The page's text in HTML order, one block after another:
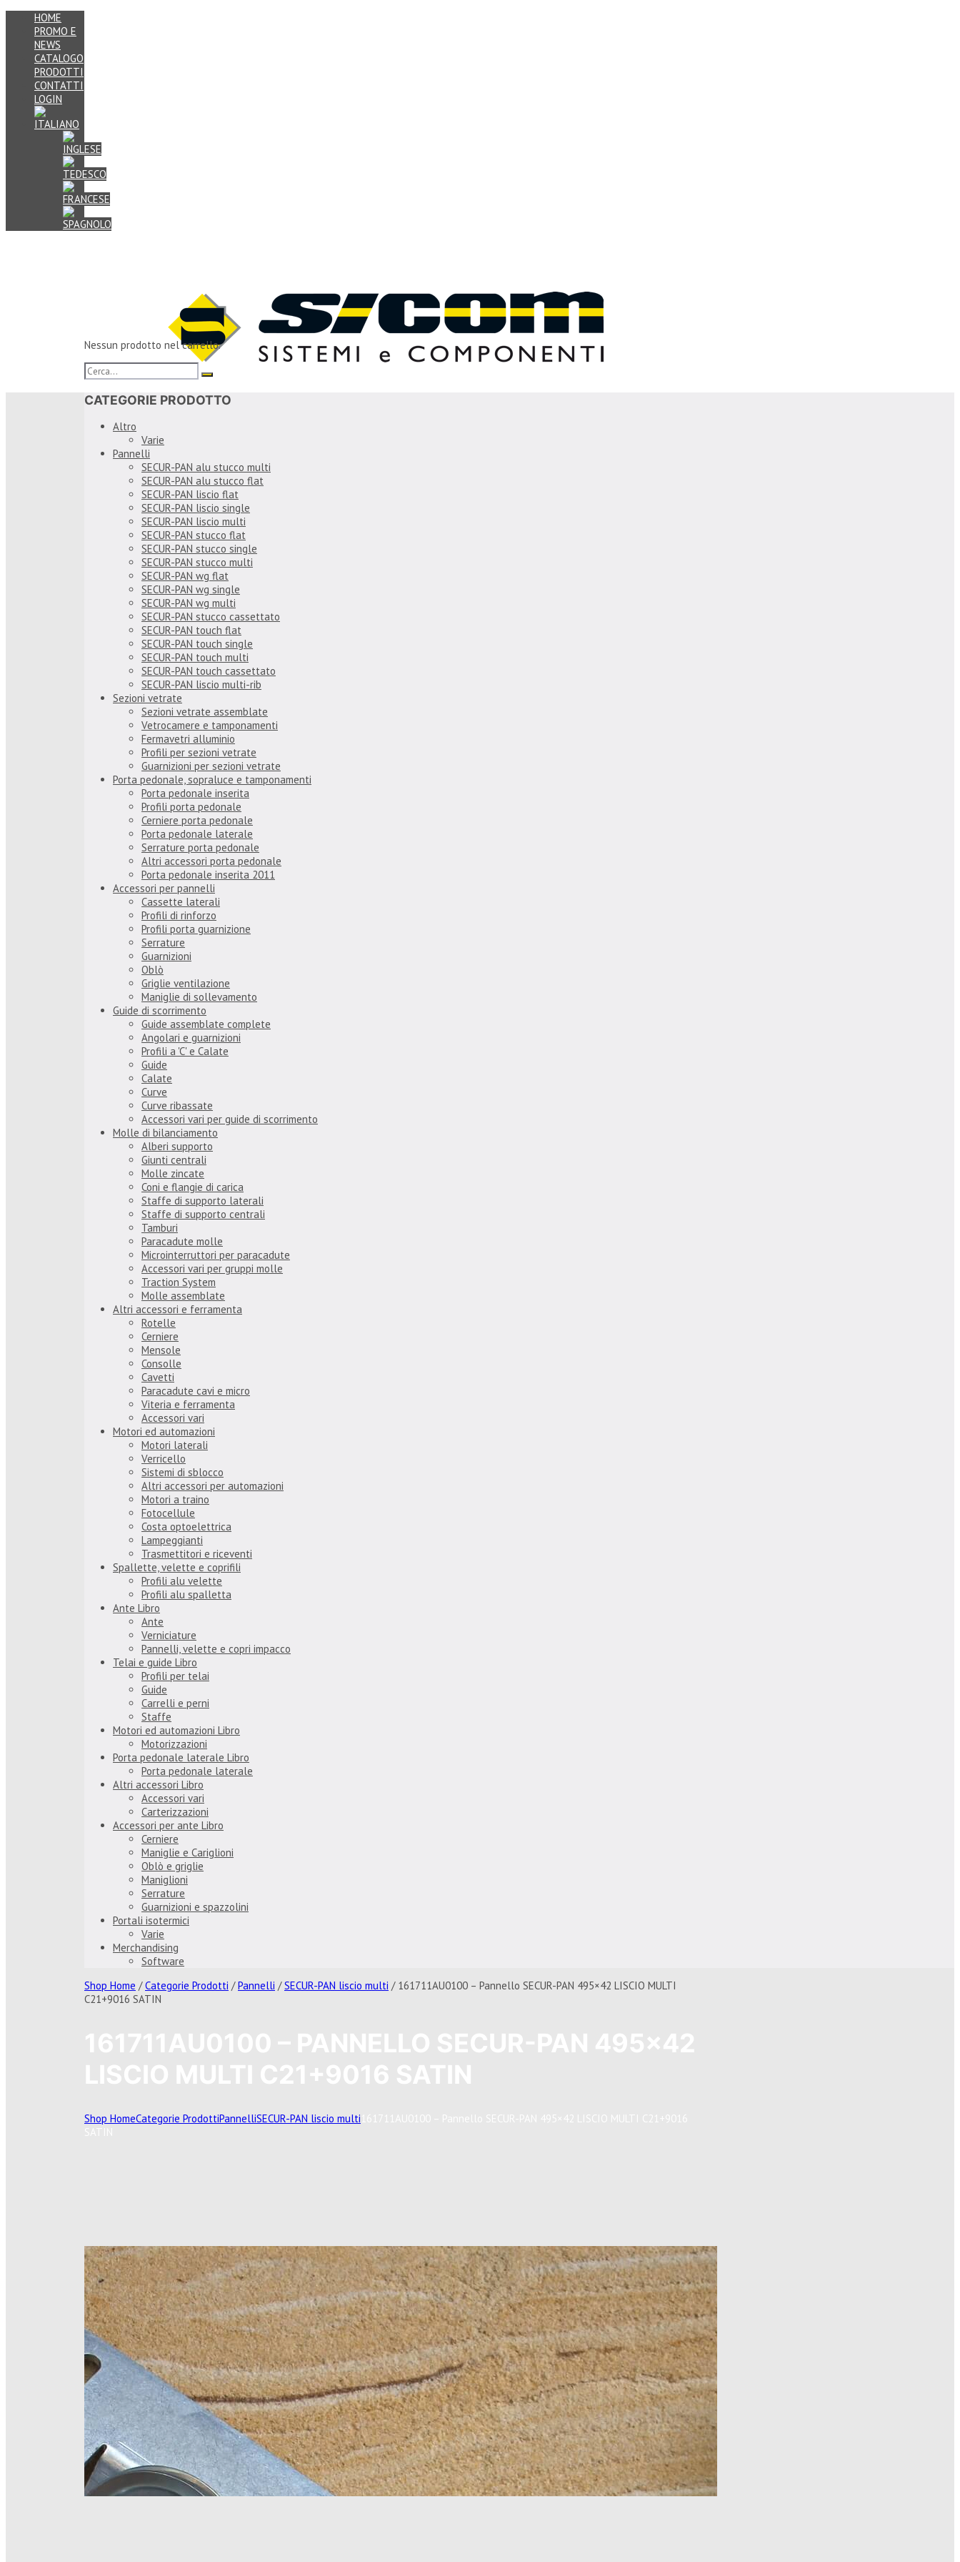
HOME
PROMO E
NEWS
CATALOGO
PRODOTTI
CONTATTI
LOGIN
Nessun prodotto nel carrello.
CATEGORIE PRODOTTO
Altro
Varie
Pannelli
SECUR-PAN alu stucco multi
SECUR-PAN alu stucco flat
SECUR-PAN liscio flat
SECUR-PAN liscio single
SECUR-PAN liscio multi
SECUR-PAN stucco flat
SECUR-PAN stucco single
SECUR-PAN stucco multi
SECUR-PAN wg flat
SECUR-PAN wg single
SECUR-PAN wg multi
SECUR-PAN stucco cassettato
SECUR-PAN touch flat
SECUR-PAN touch single
SECUR-PAN touch multi
SECUR-PAN touch cassettato
SECUR-PAN liscio multi-rib
Sezioni vetrate
Sezioni vetrate assemblate
Vetrocamere e tamponamenti
Fermavetri alluminio
Profili per sezioni vetrate
Guarnizioni per sezioni vetrate
Porta pedonale, sopraluce e tamponamenti
Porta pedonale inserita
Profili porta pedonale
Cerniere porta pedonale
Porta pedonale laterale
Serrature porta pedonale
Altri accessori porta pedonale
Porta pedonale inserita 2011
Accessori per pannelli
Cassette laterali
Profili di rinforzo
Profili porta guarnizione
Serrature
Guarnizioni
Oblò
Griglie ventilazione
Maniglie di sollevamento
Guide di scorrimento
Guide assemblate complete
Angolari e guarnizioni
Profili a 'C' e Calate
Guide
Calate
Curve
Curve ribassate
Accessori vari per guide di scorrimento
Molle di bilanciamento
Alberi supporto
Giunti centrali
Molle zincate
Coni e flangie di carica
Staffe di supporto laterali
Staffe di supporto centrali
Tamburi
Paracadute molle
Microinterruttori per paracadute
Accessori vari per gruppi molle
Traction System
Molle assemblate
Altri accessori e ferramenta
Rotelle
Cerniere
Mensole
Consolle
Cavetti
Paracadute cavi e micro
Viteria e ferramenta
Accessori vari
Motori ed automazioni
Motori laterali
Verricello
Sistemi di sblocco
Altri accessori per automazioni
Motori a traino
Fotocellule
Costa optoelettrica
Lampeggianti
Trasmettitori e riceventi
Spallette, velette e coprifili
Profili alu velette
Profili alu spalletta
Ante Libro
Ante
Verniciature
Pannelli, velette e copri impacco
Telai e guide Libro
Profili per telai
Guide
Carrelli e perni
Staffe
Motori ed automazioni Libro
Motorizzazioni
Porta pedonale laterale Libro
Porta pedonale laterale
Altri accessori Libro
Accessori vari
Carterizzazioni
Accessori per ante Libro
Cerniere
Maniglie e Cariglioni
Oblò e griglie
Maniglioni
Serrature
Guarnizioni e spazzolini
Portali isotermici
Varie
Merchandising
Software
Shop Home /Categorie Prodotti /Pannelli /SECUR-PAN liscio multi / 161711AU0100 – Pannello SECUR-PAN 495×42 LISCIO MULTI
C21+9016 SATIN
Shop HomeCategorie ProdottiPannelliSECUR-PAN liscio multi